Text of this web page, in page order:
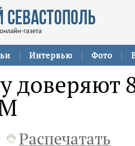
Интервью Фото
доверяют
Распечатать